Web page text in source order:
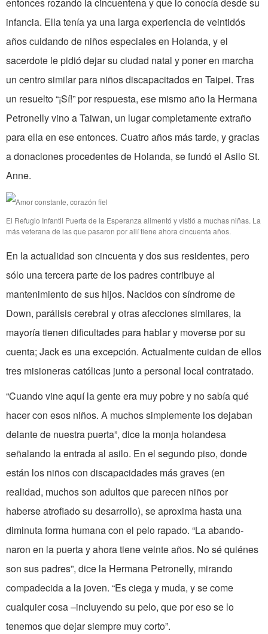
entonces rozando la cincuentena y que lo conocía desde su
infancia. Ella tenía ya una larga experiencia de veintidós
años cuidando de niños especiales en Holanda, y el
sacerdote le pidió dejar su ciudad natal y poner en marcha
un centro similar para niños discapacitados en Taipei. Tras
un resuelto “¡Sí!” por respuesta, ese mismo año la Hermana
Petronelly vino a Taiwan, un lugar completamente extraño
para ella en ese entonces. Cuatro años más tarde, y gracias
a donaciones procedentes de Holanda, se fundó el Asilo St.
Anne.
El Refugio Infantil Puerta de la Esperanza alimentó y vistió a muchas niñas. La
más veterana de las que pasaron por allí tiene ahora cincuenta años.
En la actualidad son cincuenta y dos sus residentes, pero
sólo una tercera parte de los padres contribuye al
mantenimiento de sus hijos. Nacidos con síndrome de
Down, parálisis cerebral y otras afecciones similares, la
mayoría tienen dificultades para hablar y moverse por su
cuenta; Jack es una excepción. Actualmente cuidan de ellos
tres misioneras católicas junto a personal local contratado.
“Cuando vine aquí la gente era muy pobre y no sabía qué
hacer con esos niños. A muchos simplemente los dejaban
delante de nuestra puerta”, dice la monja holandesa
señalando la entrada al asilo. En el segundo piso, donde
están los niños con discapacidades más graves (en
realidad, muchos son adultos que parecen niños por
haberse atrofiado su desarrollo), se aproxima hasta una
diminuta forma humana con el pelo rapado. “La abando-
naron en la puerta y ahora tiene veinte años. No sé quiénes
son sus padres”, dice la Hermana Petronelly, mirando
compadecida a la joven. “Es ciega y muda, y se come
cualquier cosa –incluyendo su pelo, que por eso se lo
tenemos que dejar siempre muy corto”.